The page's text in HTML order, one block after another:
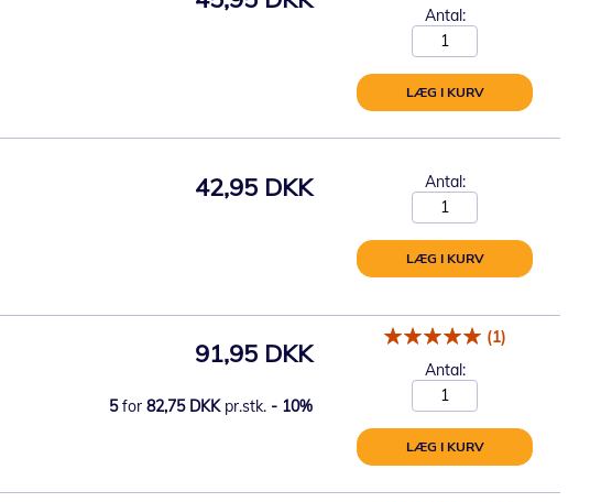
Antal:
LÆG I KURV
42,95 DKK Antal:
LÆG I KURV
91,95 DKK
5for 82,75 DKK pr.stk. - 10%
(1)
Antal:
LÆG I KURV